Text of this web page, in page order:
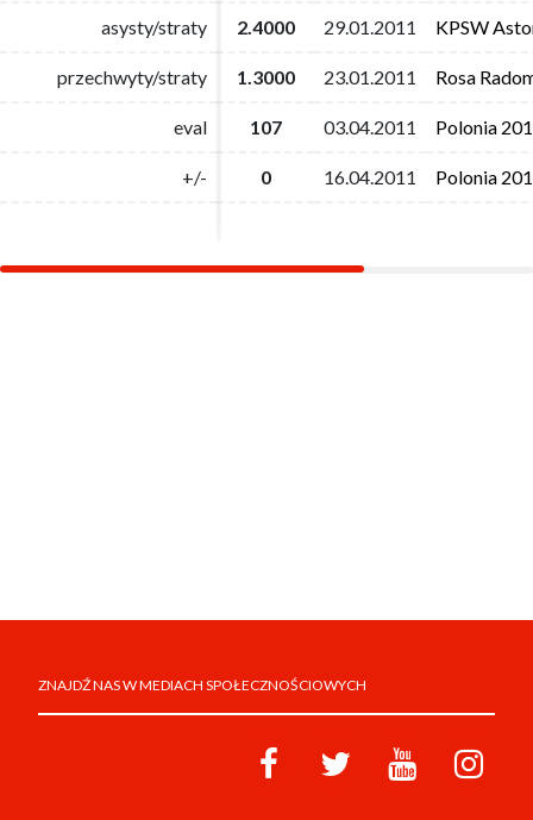
asysty/straty 2.4000 29.01.2011 KPSW
przechwyty/straty 1.3000 23.01.2011 Rosa
eval 107 03.04.2011 Polonia
+/- 0 16.04.2011 Polonia
asysty/straty 2.4000 29.01.2011 KPSW
przechwyty/straty 1.3000 23.01.2011 Rosa
eval 107 03.04.2011 Polonia
+/- 0 16.04.2011 Polonia
ZNAJDŹ NAS W MEDIACH SPOŁECZNOŚCIOWYCH